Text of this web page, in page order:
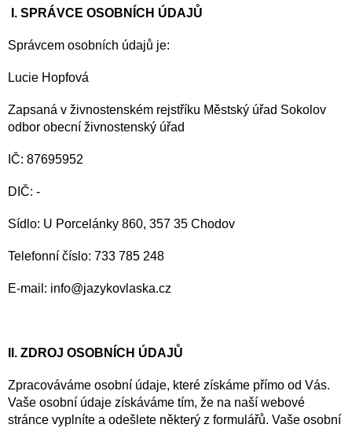
I. SPRÁVCE OSOBNÍCH ÚDAJŮ
Správcem osobních údajů je:
Lucie Hopfová
Zapsaná v živnostenském rejstříku Městský úřad Sokolov
odbor obecní živnostenský úřad
IČ: 87695952
DIČ: -
Sídlo: U Porcelánky 860, 357 35 Chodov
Telefonní číslo: 733 785 248
E-mail: info@jazykovlaska.cz
II. ZDROJ OSOBNÍCH ÚDAJŮ
Zpracováváme osobní údaje, které získáme přímo od Vás.
Vaše osobní údaje získáváme tím, že na naší webové
stránce vyplníte a odešlete některý z formulářů. Vaše osobní